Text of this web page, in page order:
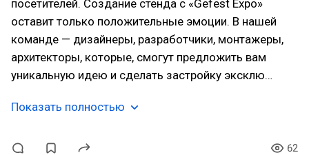
посетителей. Создание стенда с «Gefest Expo»
оставит только положительные эмоции. В нашей
команде — дизайнеры, разработчики, монтажеры,
архитекторы, которые, смогут предложить вам
уникальную идею и сделать застройку эксклю…
Показать полностью
62